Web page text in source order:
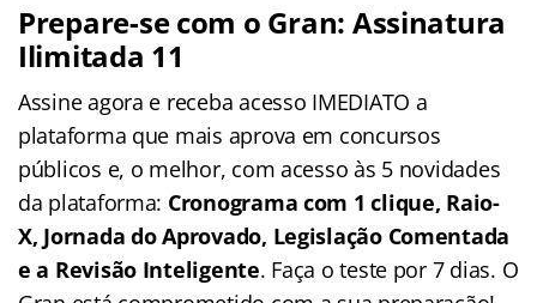
Prepare-se com o Gran: Assinatura
Ilimitada 11
Assine agora e receba acesso IMEDIATO a
plataforma que mais aprova em concursos
públicos e, o melhor, com acesso às 5 novidades
da plataforma: Cronograma com 1 clique, Raio-
X, Jornada do Aprovado, Legislação Comentada
e a Revisão Inteligente. Faça o teste por 7 dias. O